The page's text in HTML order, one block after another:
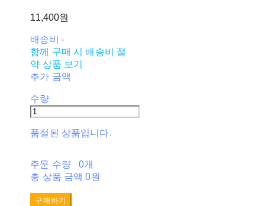
11,400원
배송비 -
함께 구매 시 배송비 절
약 상품 보기
추가 금액
수량
품절된 상품입니다.
주문 수량
0개
총 상품 금액 0원
구매하기